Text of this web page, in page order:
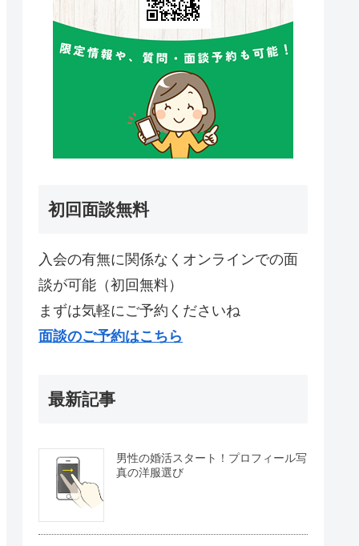
初回面談無料
入会の有無に関係なくオンラインでの面
談が可能（初回無料）
まずは気軽にご予約くださいね
面談のご予約はこちら
最新記事
男性の婚活スタート！プロフィール写
真の洋服選び